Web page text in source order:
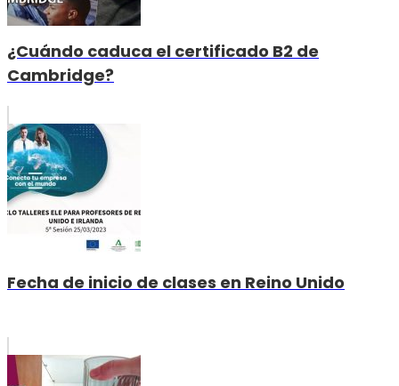
¿Cuándo caduca el certificado B2 de
Cambridge?
Fecha de inicio de clases en Reino Unido